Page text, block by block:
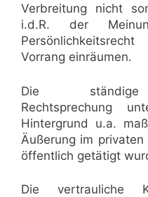
Verbreitung nicht
i.d.R. der
Vorrang einräumen.
Die ständige
Rechtsprechung
Hintergrund u.a.
Äußerung im
öffentlich getätigt
Die vertrauliche